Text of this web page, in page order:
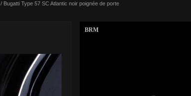
/ Bugatti Type 57 SC Atlantic noir poignée de porte
BRM